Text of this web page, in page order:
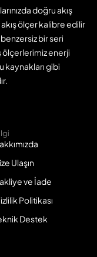
doğru akış
ölçer kalibre edilir
bir seri
ölçerlerimiz enerji
kaynakları gibi
Ulaşın
ve İade
Politikası
Destek